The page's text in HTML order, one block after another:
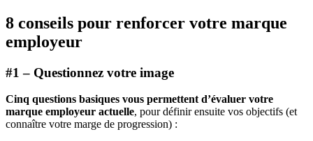
8 conseils pour renforcer votre marque
employeur
#1 – Questionnez votre image
Cinq questions basiques vous permettent d’évaluer votre
marque employeur actuelle, pour définir ensuite vos objectifs (et
connaître votre marge de progression) :